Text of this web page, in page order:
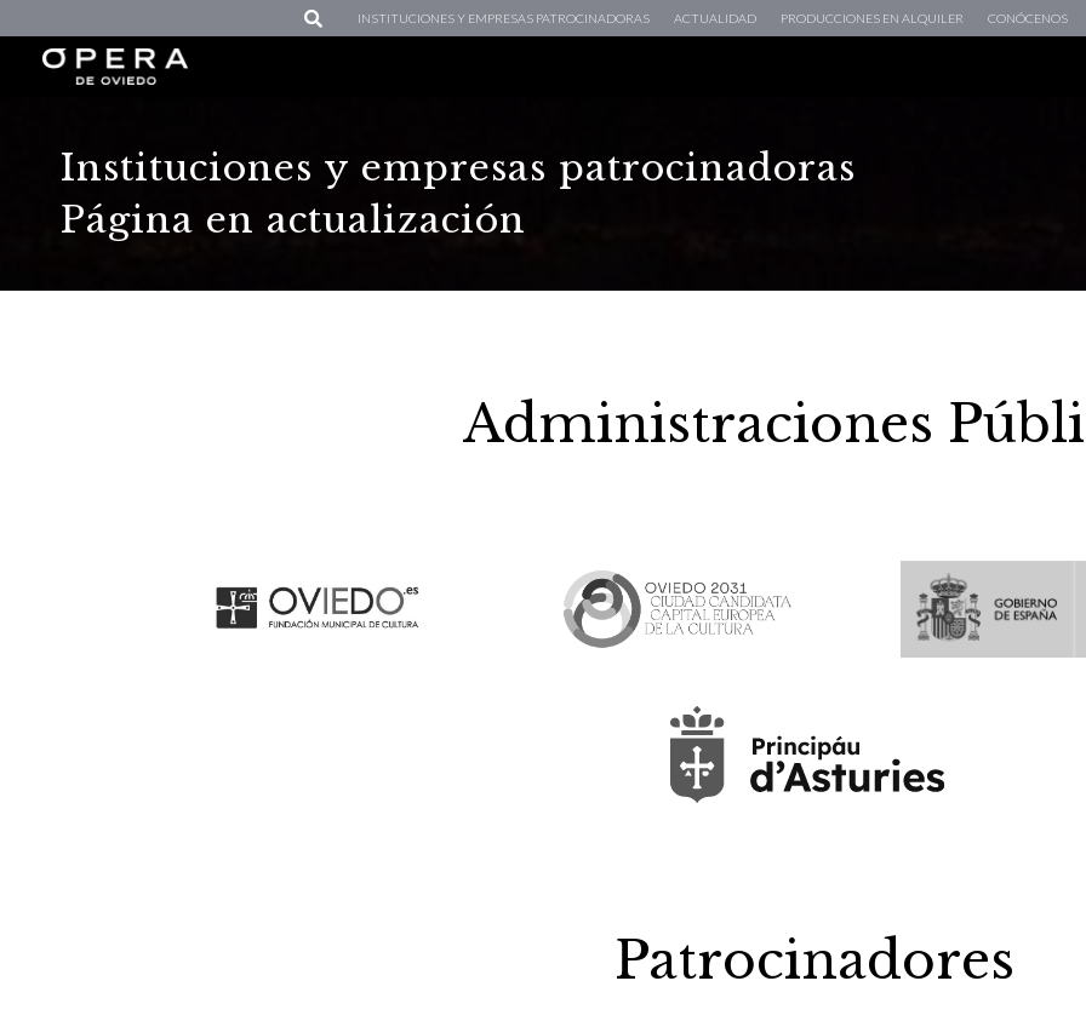
INSTITUCIONES Y EMPRESAS PATROCINADORAS ACTUALIDAD PRODUCCIONES EN ALQUILER CONÓCENOS
Instituciones y empresas patrocinadoras
Página en actualización
Administraciones
Patrocinadores